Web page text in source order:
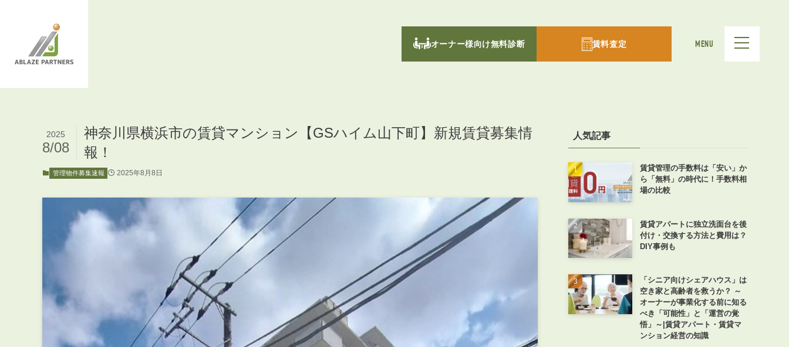
オーナー様向け無料診断 賃料査定 MENU
神奈川県横浜市の賃貸マンション【GSハイム山下町】新規賃貸募集情
報！
2025
8/08
管理物件募集速報 2025年8月8日
人気記事
賃貸管理の手数料は「安い」か
ら「無料」の時代に！手数料相
場の比較
賃貸アパートに独立洗面台を後
付け・交換する方法と費用は？
DIY事例も
「シニア向けシェアハウス」は
空き家と高齢者を救うか？ ～
オーナーが事業化する前に知る
べき「可能性」と「運営の覚
悟」～|賃貸アパート・賃貸マ
ンション経営の知識